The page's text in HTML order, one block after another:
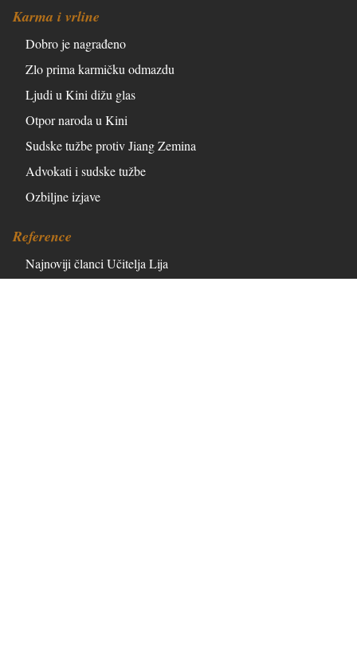
Karma i vrline
Dobro je nagrađeno
Zlo prima karmičku odmazdu
Ljudi u Kini dižu glas
Otpor naroda u Kini
Sudske tužbe protiv Jiang Zemina
Advokati i sudske tužbe
Ozbiljne izjave
Reference
Najnoviji članci Učitelja Lija